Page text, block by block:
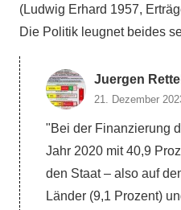
(Ludwig Erhard 1957,
Die Politik leugnet beides
Juergen Rettel
21. Dezember
"Bei der Finanzierung
Jahr 2020 mit 40,9
den Staat – also auf
Länder (9,1 Prozent)